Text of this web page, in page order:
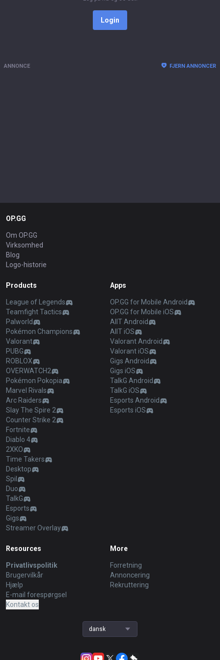
Login
ANNONCE FJERN ANNONCER
OP.GG
Om OP.GG
Virksomhed
Blog
Logo-historie
Products
League of Legends
Teamfight Tactics
Palworld
Pokémon Champions
Valorant
PUBG
ROBLOX
OVERWATCH2
Pokémon Pokopia
Marvel Rivals
Arc Raiders
Slay The Spire 2
Counter Strike 2
Fortnite
Diablo 4
2XKO
Time Takers
Desktop
Spil
Duo
TalkG
Esports
Gigs
Streamer Overlay
Apps
OP.GG for Mobile Android
OP.GG for Mobile iOS
AllT Android
AllT iOS
Valorant Android
Valorant iOS
Gigs Android
Gigs iOS
TalkG Android
TalkG iOS
Esports Android
Esports iOS
Resources
Privatlivspolitik
Brugervilkår
Hjælp
E-mail forespørgsel
Kontakt os
More
Forretning
Annoncering
Rekruttering
dansk